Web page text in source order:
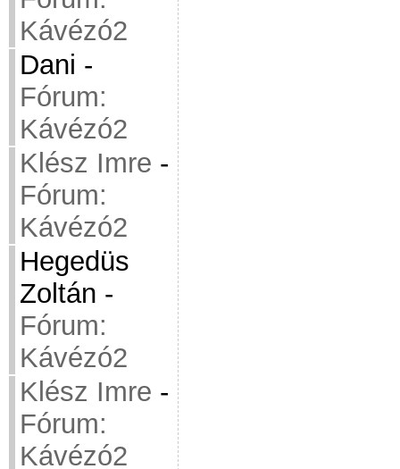
Kávézó2
Dani -
Fórum:
Kávézó2
Klész Imre -
Fórum:
Kávézó2
Hegedüs
Zoltán -
Fórum:
Kávézó2
Klész Imre -
Fórum:
Kávézó2